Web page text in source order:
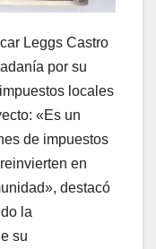
Leggs Castro
por su
locales
«Es un
de impuestos
en
destacó
la
su